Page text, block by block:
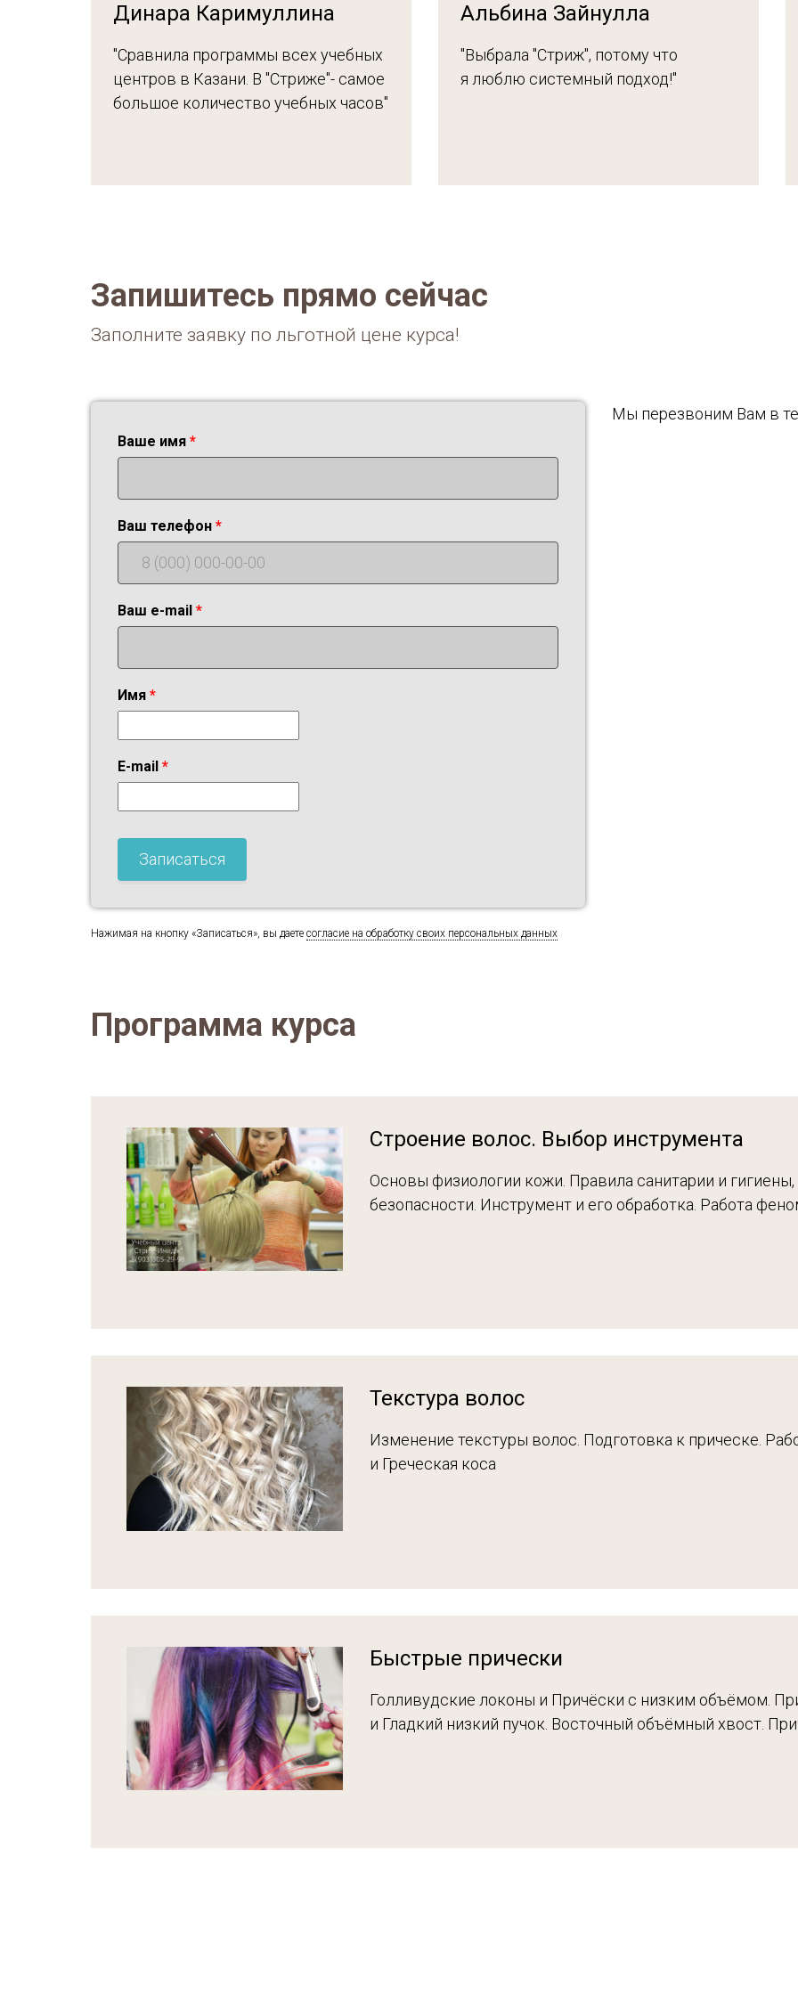
Динара Каримуллина
"Сравнила программы всех учебных
центров в Казани. В "Стриже"- самое
большое количество учебных часов"
Альбина Зайнулла
"Выбрала "Стриж", потому что
я люблю системный подход!"
Запишитесь прямо сейчас
Заполните заявку по льготной цене курса!
Мы перезвоним Вам в
Ваше имя
Ваш телефон
Ваш e-mail
Имя
E-mail
Нажимая на кнопку «Записаться», вы даете согласие на обработку своих персональных данных
Программа курса
Строение волос. Выбор инструмента
Основы физиологии кожи. Правила санитарии и гигиены,
безопасности. Инструмент и его обработка. Работа
Текстура волос
Изменение текстуры волос. Подготовка к прическе.
и Греческая коса
Быстрые прически
Голливудские локоны и Причёски с низким объёмом.
и Гладкий низкий пучок. Восточный объёмный хвост.